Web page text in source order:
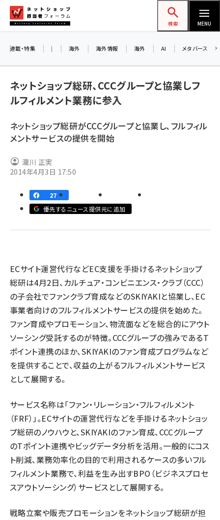
ン
ネットショップ担当者フォーラム
検索 MENU
yahoo (1899)
ecbeing (1207)
base (1071)
連載・特集 | 海外 海外情報 海外 AI メタバース
ネットショップ総研、CCCグループと協業しフ
ルフィルメント業務に参入
ネットショップ総研がCCCグループと協業し、フルフィル
メントサービスの提供を開始
瀧川 正実
2014年4月3日 17:50
27
優先するニュース提供元に追加
ECサイト運営代行などEC支援を手掛けるネットショップ
総研は4月2日、カルチュア・コンビニエンス・クラブ（CCC）
の子会社でファンクラブ育成などのSKIYAKIと協業し、EC
事業者向けのフルフィルメントサービスの提供を始めた。
ファン育成やプロモーション、物流面などを総合的にアウト
ソーシング受託するのが特徴。CCCグループの強みであるT
ポイント連携のほか、SKIYAKIのファン育成プログラムなど
を提供することで、収益の上がるフルフィルメントサービス
として展開する。
サービス名称は「ファン・リレーション・フルフィルメント
（FRF）」。ECサイトの運営代行などを手掛けるネットショッ
プ総研のノウハウと、SKIYAKIのファン育成、CCCグループ
のTポイント連携やビッグデータ分析を活用。一般的にコス
ト削減、業務効率化の目的で利用されるケースの多いフル
フィルメント業務で、利益を生み出すBPO（ビジネスプロセ
スアウトソーシング）サービスとして展開する。
戦略立案や販売プロモーションをネットショップ総研が担
AI
8/26
参加